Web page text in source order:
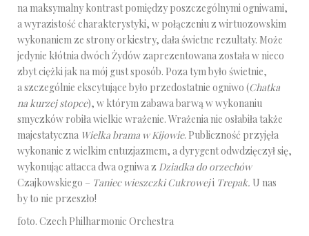
na maksymalny kontrast pomiędzy poszczególnymi ogniwami,
a wyrazistość charakterystyki, w połączeniu z wirtuozowskim
wykonaniem ze strony orkiestry, dała świetne rezultaty. Może
jedynie kłótnia dwóch Żydów zaprezentowana została w nieco
zbyt ciężki jak na mój gust sposób. Poza tym było świetnie,
a szczególnie ekscytujące było przedostatnie ogniwo (Chatka
na kurzej stopce), w którym zabawa barwą w wykonaniu
smyczków robiła wielkie wrażenie. Wrażenia nie osłabiła także
majestatyczna Wielka brama w Kijowie. Publiczność przyjęła
wykonanie z wielkim entuzjazmem, a dyrygent odwdzięczył się,
wykonując attacca dwa ogniwa z Dziadka do orzechów
Czajkowskiego – Taniec wieszczki Cukroweji Trepak. U nas
by to nie przeszło!
foto. Czech Philharmonic Orchestra